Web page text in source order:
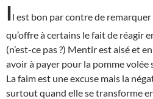
Il est bon par contre de
qu’offre à certains le fait de réagir
(n’est-ce pas ?) Mentir est aisé et
avoir à payer pour la pomme volée
La faim est une excuse mais la
surtout quand elle se transforme